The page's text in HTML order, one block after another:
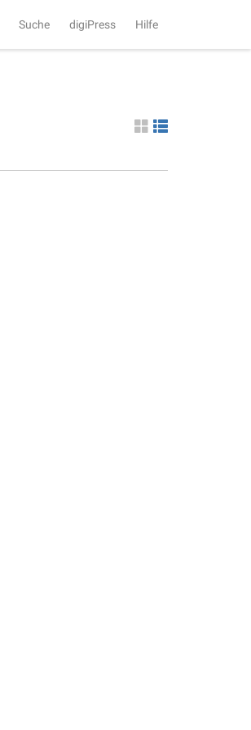
Suche digiPress Hilfe